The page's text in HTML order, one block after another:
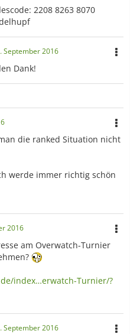
2208 8263 8070
September 2016
Dank!
die ranked Situation nicht
werde immer richtig schön
2016
am Overwatch-Turnier
index…erwatch-Turnier/?
September 2016